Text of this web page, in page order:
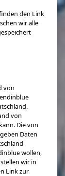
den Link
wir alle
von
von
Die von
Daten
wollen,
wir in
Link zur